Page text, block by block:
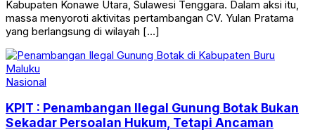
Kabupaten Konawe Utara, Sulawesi Tenggara. Dalam aksi itu,
massa menyoroti aktivitas pertambangan CV. Yulan Pratama
yang berlangsung di wilayah […]
Nasional
KPIT : Penambangan Ilegal Gunung Botak Bukan
Sekadar Persoalan Hukum, Tetapi Ancaman